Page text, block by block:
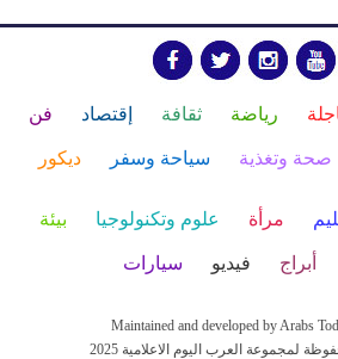
رياضة ثقافة إقتصاد فن
صحة وتغذية سياحة وسفر ديكور
مرأة علوم وتكنولوجيا بيئة
أبراج فيديو سيارات
Maintained and developed by Arabs